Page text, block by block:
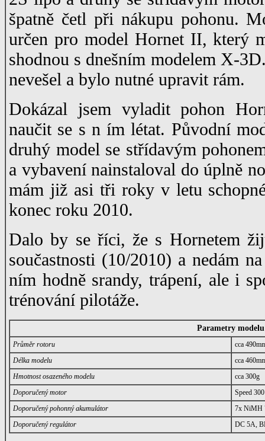
špatně četl při nákupu pohonu.
určen pro model Hornet II, který
shodnou s dnešním modelem X-
nevešel a bylo nutné upravit rám.
Dokázal jsem vyladit pohon
naučit se s n ím létat. Původní
druhý model se střídavým
a vybavení nainstaloval do úplně
mám již asi tři roky v letu
konec roku 2010.
Dalo by se říci, že s Hornetem
součastnosti (10/2010) a nedám
ním hodně srandy, trápení, ale i
trénování pilotáže.
Parametry modelu
Průměr rotoru
cca
Délka modelu
cca
Hmotnost osazeného modelu
cca 300g
Doporučený motor
Speed 300
Doporučený pohonný akumulátor
7x NiMH
Doporučený regulátor
DC 5A,